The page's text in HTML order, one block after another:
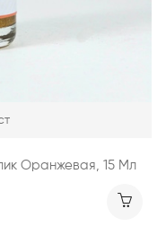
Оранжевая, 15 Мл